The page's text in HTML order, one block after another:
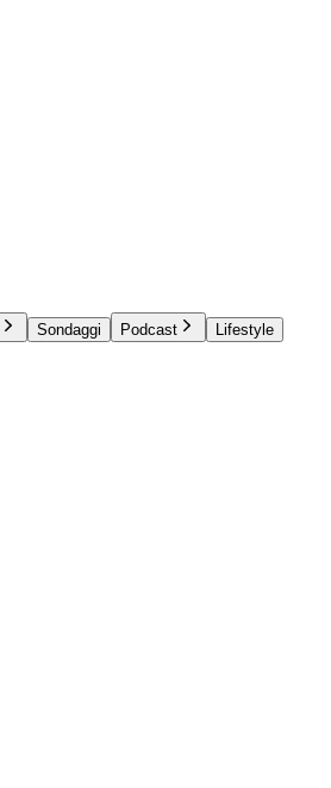
Sondaggi Podcast
Lifestyle